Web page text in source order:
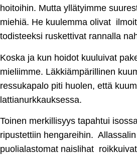
hoitoihin. Mutta yllätyimme
miehiä. He kuulemma olivat
todisteeksi ruskettivat rannalla
Koska ja kun hoidot kuuluivat
mieliimme. Läkkiämpärillinen
ressukapalo piti huolen, että
lattianurkkauksessa.
Toinen merkillisyys tapahtui
ripustettiin hengareihin.
puolialastomat naislihat